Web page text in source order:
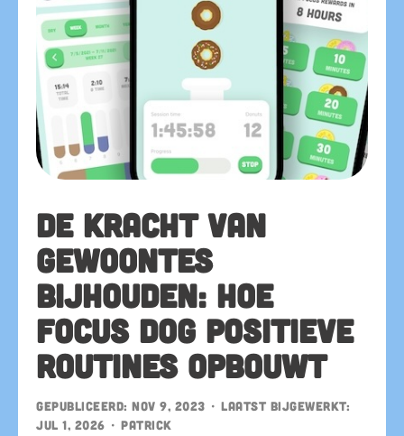
De kracht van
gewoontes
bijhouden: hoe
Focus Dog positieve
routines opbouwt
Gepubliceerd: Nov 9, 2023 • Laatst bijgewerkt:
Jul 1, 2026 • patrick